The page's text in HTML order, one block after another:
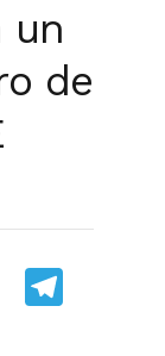
un
de
Email